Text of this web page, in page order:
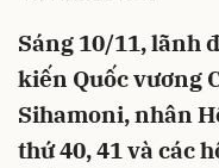
Sáng 10/11, lãnh
kiến Quốc vương
Sihamoni, nhân
thứ 40, 41 và các